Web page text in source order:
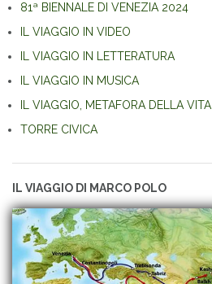
81ª BIENNALE DI VENEZIA 2024
IL VIAGGIO IN VIDEO
IL VIAGGIO IN LETTERATURA
IL VIAGGIO IN MUSICA
IL VIAGGIO, METAFORA DELLA VITA
TORRE CIVICA
IL VIAGGIO DI MARCO POLO